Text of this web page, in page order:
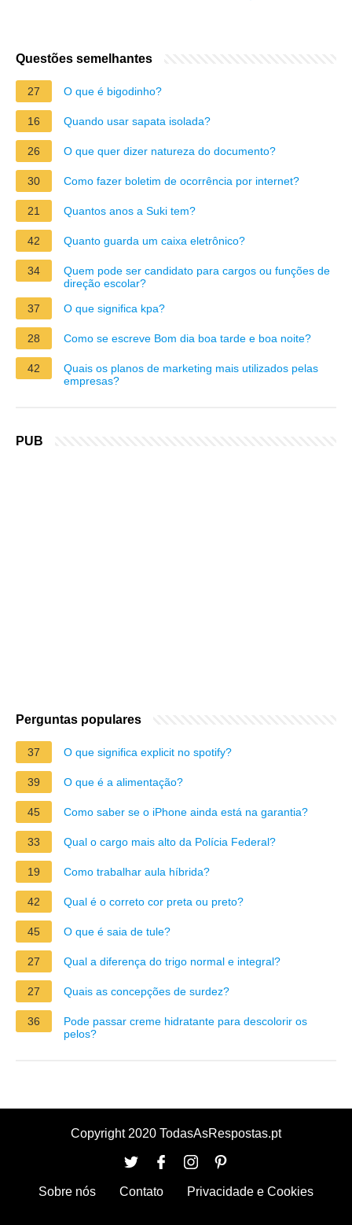
Questões semelhantes
27 O que é bigodinho?
16 Quando usar sapata isolada?
26 O que quer dizer natureza do documento?
30 Como fazer boletim de ocorrência por internet?
21 Quantos anos a Suki tem?
42 Quanto guarda um caixa eletrônico?
34
Quem pode ser candidato para cargos ou funções de
direção escolar?
37
O que significa kpa?
28 Como se escreve Bom dia boa tarde e boa noite?
42
Quais os planos de marketing mais utilizados pelas
empresas?
PUB
Perguntas populares
37 O que significa explicit no spotify?
39 O que é a alimentação?
45 Como saber se o iPhone ainda está na garantia?
33 Qual o cargo mais alto da Polícia Federal?
19 Como trabalhar aula híbrida?
42 Qual é o correto cor preta ou preto?
45 O que é saia de tule?
27 Qual a diferença do trigo normal e integral?
27 Quais as concepções de surdez?
36
Pode passar creme hidratante para descolorir os
pelos?
Copyright 2020 TodasAsRespostas.pt
Sobre nós Contato Privacidade e Cookies